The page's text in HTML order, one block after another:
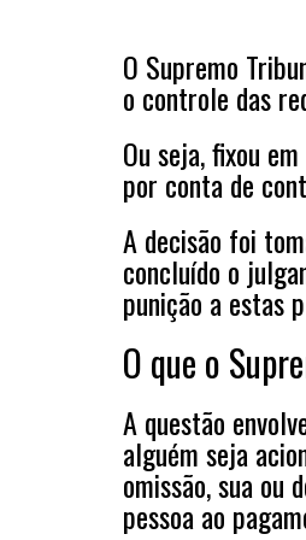
O Supremo
o controle das
Ou seja, fixou
por conta de
A decisão foi
concluído o
punição a estas
O que o
A questão
alguém seja
omissão, sua ou
pessoa ao